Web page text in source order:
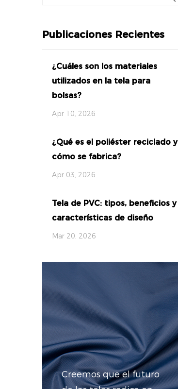
Publicaciones Recientes
¿Cuáles son los materiales
utilizados en la tela para
bolsas?
Apr 10, 2026
¿Qué es el poliéster reciclado y
cómo se fabrica?
Apr 03, 2026
Tela de PVC: tipos, beneficios y
características de diseño
Mar 20, 2026
Creemos que el futuro